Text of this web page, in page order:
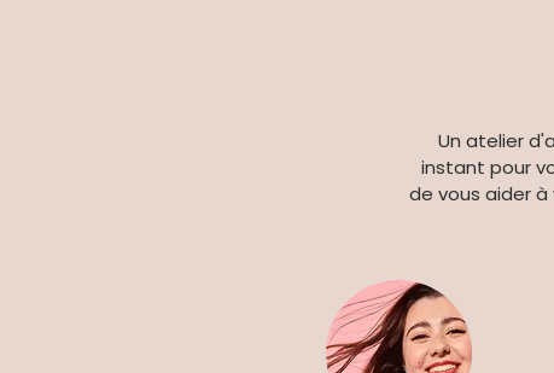
Un atelier
instant pour
de vous aider